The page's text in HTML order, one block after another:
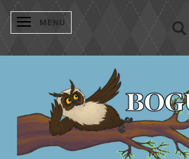
SKIFTE NAVIGATION
MENU